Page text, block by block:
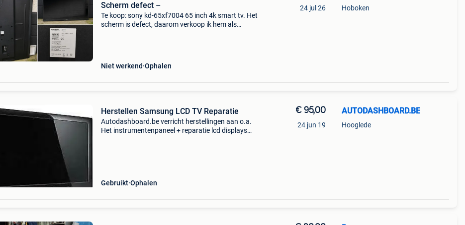
Scherm defect –
Te koop: sony kd-65xf7004 65 inch 4k smart tv. Het
scherm is defect, daarom verkoop ik hem als
Niet werkend Ophalen
24 jul 26 Hoboken
Herstellen Samsung LCD TV Reparatie
Autodashboard.be verricht herstellingen aan o.a.
Het instrumentenpaneel + reparatie lcd displays
Gebruikt Ophalen
€ 95,00
24 jun 19
AUTODASHBOARD.BE
Hooglede